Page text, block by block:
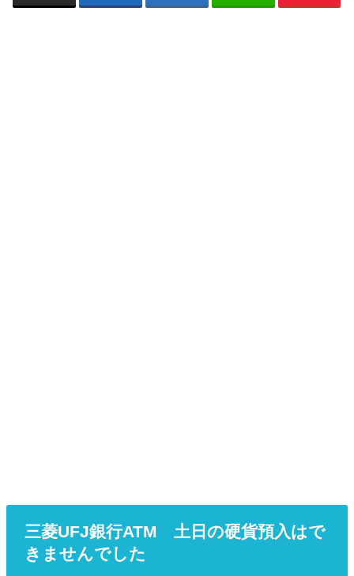
三菱UFJ銀行ATM 土日の硬貨預入はで
きませんでした